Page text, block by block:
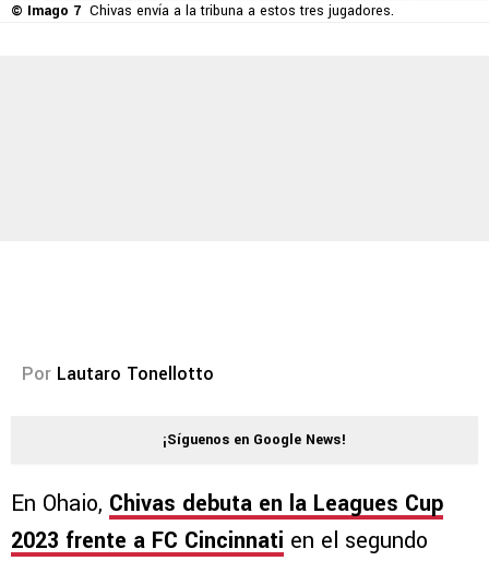
© Imago 7 Chivas envía a la tribuna a estos tres jugadores.
Por Lautaro Tonellotto
¡Síguenos en Google News!
En Ohaio, Chivas debuta en la Leagues Cup
2023 frente a FC Cincinnati en el segundo